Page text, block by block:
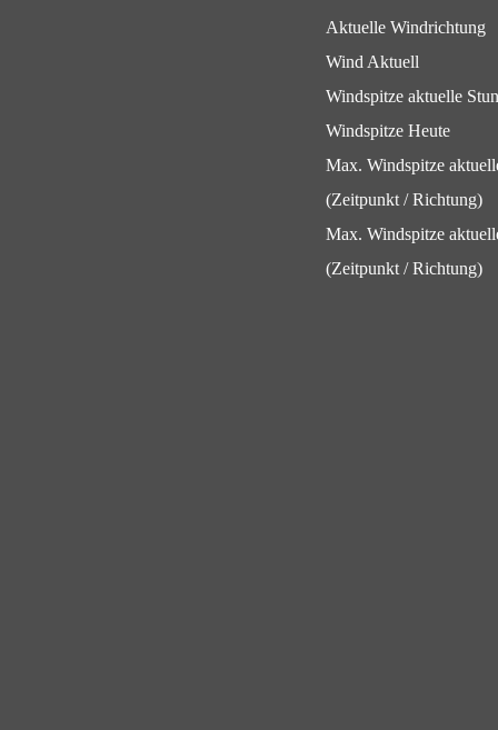
Aktuelle Windrichtung
Wind Aktuell
Windspitze aktuelle
Windspitze Heute
Max. Windspitze
(Zeitpunkt / Richtung)
Max. Windspitze
(Zeitpunkt / Richtung)